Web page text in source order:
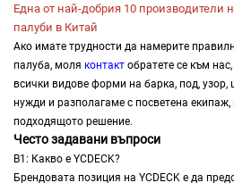
Една от най-добрия 10 производители
палуби в Китай
Ако имате трудности да намерите
палуба, моля контакт обратете се към
всички видове форми на барка, под, узор,
нужди и разполагаме с посветена
подходящото решение.
Често задавани въпроси
В1: Какво е YCDECK?
Брендовата позиция на YCDECK е да